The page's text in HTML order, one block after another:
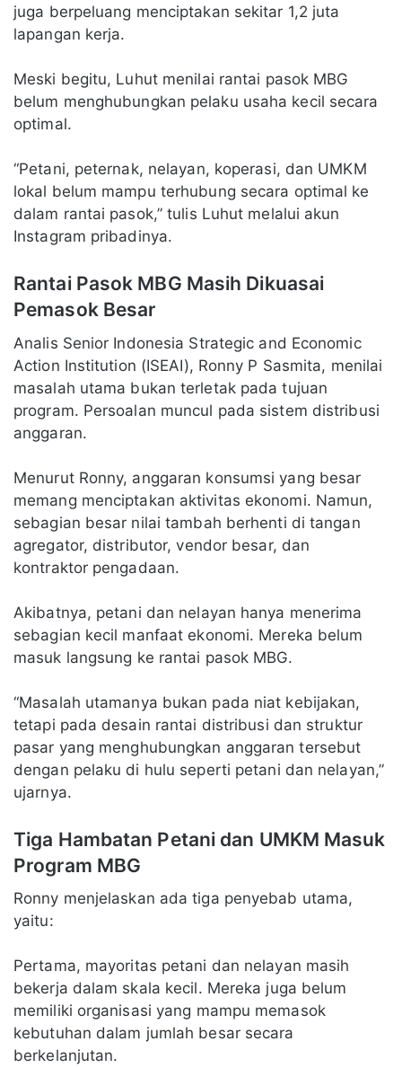
juga berpeluang menciptakan sekitar 1,2 juta
lapangan kerja.
Meski begitu, Luhut menilai rantai pasok MBG
belum menghubungkan pelaku usaha kecil secara
optimal.
“Petani, peternak, nelayan, koperasi, dan UMKM
lokal belum mampu terhubung secara optimal ke
dalam rantai pasok,” tulis Luhut melalui akun
Instagram pribadinya.
Rantai Pasok MBG Masih Dikuasai
Pemasok Besar
Analis Senior Indonesia Strategic and Economic
Action Institution (ISEAI), Ronny P Sasmita, menilai
masalah utama bukan terletak pada tujuan
program. Persoalan muncul pada sistem distribusi
anggaran.
Menurut Ronny, anggaran konsumsi yang besar
memang menciptakan aktivitas ekonomi. Namun,
sebagian besar nilai tambah berhenti di tangan
agregator, distributor, vendor besar, dan
kontraktor pengadaan.
Akibatnya, petani dan nelayan hanya menerima
sebagian kecil manfaat ekonomi. Mereka belum
masuk langsung ke rantai pasok MBG.
“Masalah utamanya bukan pada niat kebijakan,
tetapi pada desain rantai distribusi dan struktur
pasar yang menghubungkan anggaran tersebut
dengan pelaku di hulu seperti petani dan nelayan,”
ujarnya.
Tiga Hambatan Petani dan UMKM Masuk
Program MBG
Ronny menjelaskan ada tiga penyebab utama,
yaitu:
Pertama, mayoritas petani dan nelayan masih
bekerja dalam skala kecil. Mereka juga belum
memiliki organisasi yang mampu memasok
kebutuhan dalam jumlah besar secara
berkelanjutan.